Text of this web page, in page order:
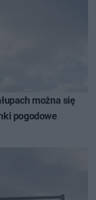
można się
pogodowe